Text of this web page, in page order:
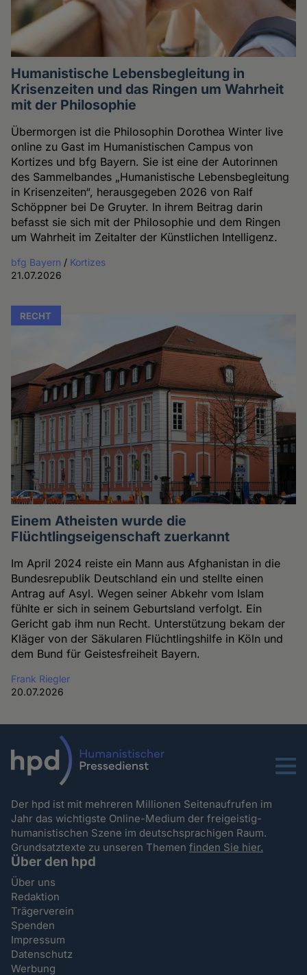
Humanistische Lebensbegleitung in
Krisenzeiten und das Ringen um Wahrheit
mit der Philosophie
Übermorgen ist die Philosophin Dorothea Winter live
online zu Gast im Humanistischen Campus von
Kortizes und bfg Bayern. Sie ist eine der Autorinnen
des Sammelbandes „Humanistische Lebensbegleitung
in Krisenzeiten“, herausgegeben 2026 von Ralf
Schöppner bei De Gruyter. In ihrem Beitrag darin
befasst sie sich mit der Philosophie und dem Ringen
um Wahrheit im Zeitalter der Künstlichen Intelligenz.
bfg Bayern / Kortizes
21.07.2026
RECHT
Einem Atheisten wurde die
Flüchtlingseigenschaft zuerkannt
Im April 2024 reiste ein Mann aus Afghanistan in die
Bundesrepublik Deutschland ein und stellte einen
Antrag auf Asyl. Wegen seiner Abkehr vom Islam
fühlte er sich in seinem Geburtsland verfolgt. Ein
Gericht gab ihm nun Recht. Unterstützung bekam der
Kläger von der Säkularen Flüchtlingshilfe in Köln und
dem Bund für Geistesfreiheit Bayern.
Frank Riegler
20.07.2026
Menu
Der hpd ist mit mehreren Millionen Seitenaufrufen im
Jahr das wichtigste Online-Medium der freigeistig-
humanistischen Szene im deutschsprachigen Raum.
Grundsatztexte zu unseren Themenfinden Sie hier.
Über den hpd
Über uns
Redaktion
Trägerverein
Spenden
Impressum
Datenschutz
Werbung